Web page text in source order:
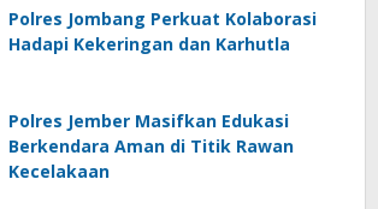
Polres Jombang Perkuat Kolaborasi
Hadapi Kekeringan dan Karhutla
Polres Jember Masifkan Edukasi
Berkendara Aman di Titik Rawan
Kecelakaan